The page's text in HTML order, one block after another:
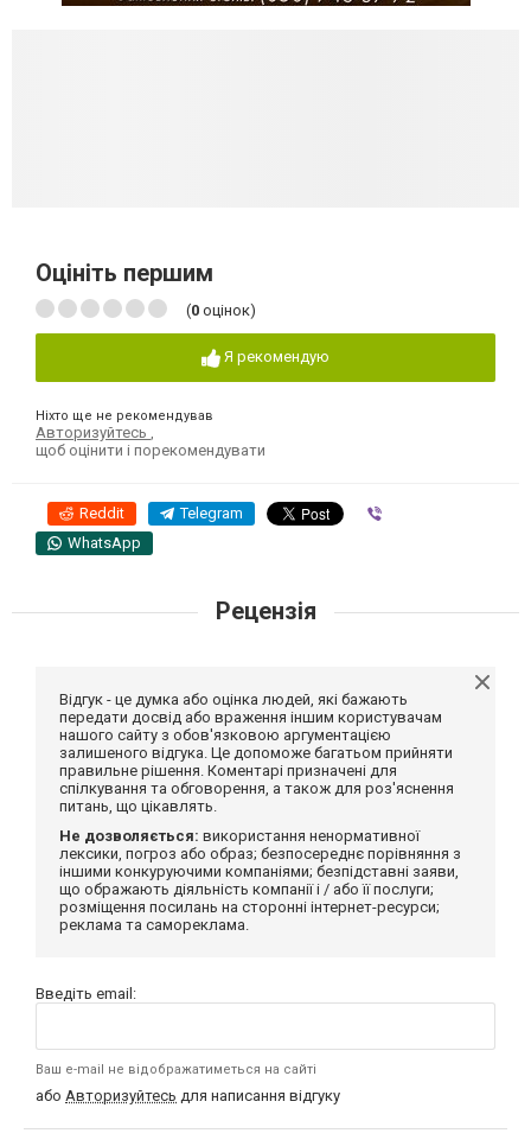
Оцініть першим
(0 оцінок)
Я рекомендую
Ніхто ще не рекомендував
Авторизуйтесь
щоб оцінити і порекомендувати
Reddit Telegram
WhatsApp
Рецензія
Відгук - це думка або оцінка людей, які бажають
передати досвід або враження іншим користувачам
нашого сайту з обов'язковою аргументацією
залишеного відгука. Це допоможе багатьом прийняти
правильне рішення. Коментарі призначені для
спілкування та обговорення, а також для роз'яснення
питань, що цікавлять.
Не дозволяється: використання ненормативної
лексики, погроз або образ; безпосереднє порівняння з
іншими конкуруючими компаніями; безпідставні заяви,
що ображають діяльність компанії і / або її послуги;
розміщення посилань на сторонні інтернет-ресурси;
реклама та самореклама.
Введіть email:
Ваш e-mail не відображатиметься на сайті
або Авторизуйтесь для написання відгуку